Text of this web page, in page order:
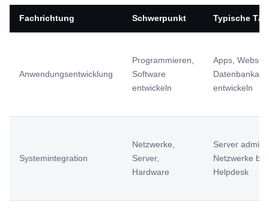
Fachrichtung Schwerpunkt Typische
Anwendungsentwicklung
Programmieren,
Software
entwickeln
Apps,
entwickeln
Systemintegration
Netzwerke,
Server,
Hardware
Server
Netzwerke
Helpdesk